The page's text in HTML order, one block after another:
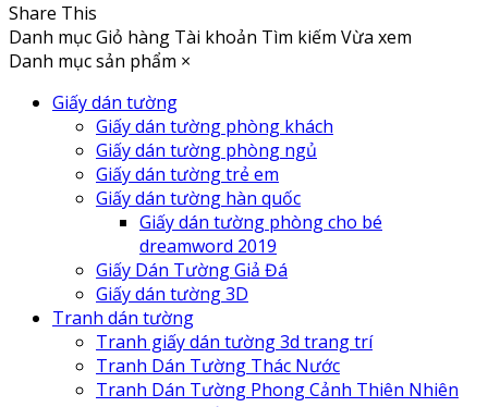
Share This
Danh mụcGiỏ hàng Tài khoản Tìm kiếm Vừa xem
Danh mục sản phẩm ×
Giấy dán tường
Giấy dán tường phòng khách
Giấy dán tường phòng ngủ
Giấy dán tường trẻ em
Giấy dán tường hàn quốc
Giấy dán tường phòng cho bé
dreamword 2019
Giấy Dán Tường Giả Đá
Giấy dán tường 3D
Tranh dán tường
Tranh giấy dán tường 3d trang trí
Tranh Dán Tường Thác Nước
Tranh Dán Tường Phong Cảnh Thiên Nhiên